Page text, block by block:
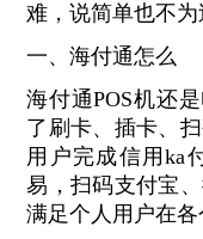
难，说简单也不为
一、海付通怎么
海付通POS机还
了刷卡、插卡、
用户完成信用ka
易，扫码支付宝
满足个人用户在各